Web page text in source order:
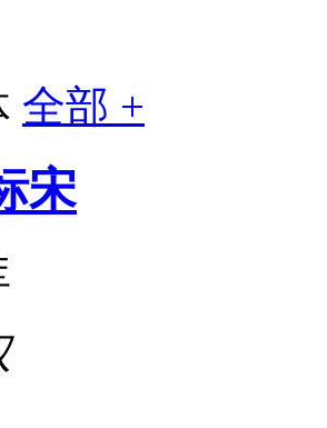
全部 +
宋